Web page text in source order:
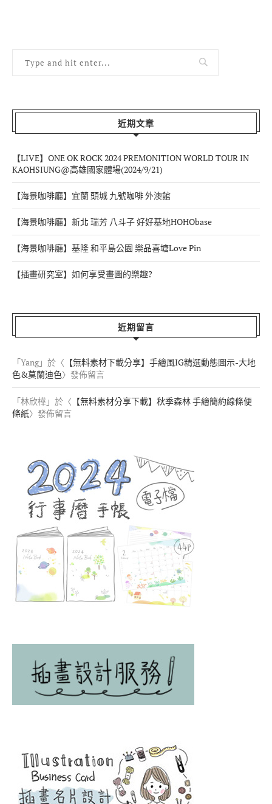
近期文章
【LIVE】ONE OK ROCK 2024 PREMONITION WORLD TOUR IN
KAOHSIUNG@高雄國家體場(2024/9/21)
【海景咖啡廳】宜蘭 頭城 九號咖啡 外澳館
【海景咖啡廳】新北 瑞芳 八斗子 好好基地HOHObase
【海景咖啡廳】基隆 和平島公園 樂品喜塘Love Pin
【插畫研究室】如何享受畫圖的樂趣?
近期留言
「Yang」於〈 【無料素材下載分享】手繪風IG精選動態圖示-大地
色&莫蘭迪色〉發佈留言
「林欣樺 」於〈 【無料素材分享下載】秋季森林 手繪簡約線條便
條紙〉發佈留言